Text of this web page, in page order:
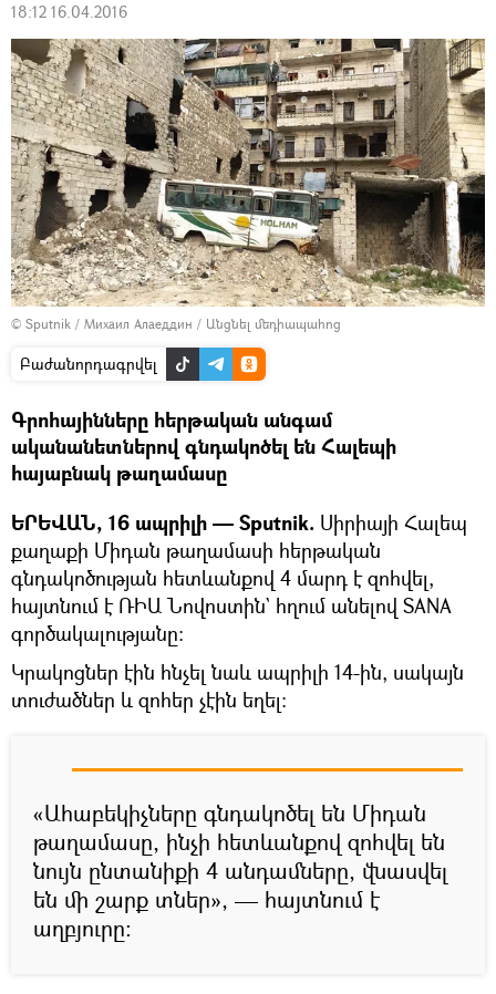
18:12 16.04.2016
© Sputnik / Михаил Алаеддин / Անցնել մեդիապահոց
Բաժանորդագրվել
Գրոհայինները հերթական անգամ
ականանետներով գնդակոծել են Հալեպի
հայաբնակ թաղամասը
ԵՐԵՎԱՆ, 16 ապրիլի — Sputnik. Սիրիայի Հալեպ
քաղաքի Միդան թաղամասի հերթական
գնդակոծության հետևանքով 4 մարդ է զոհվել,
հայտնում է ՌԻԱ Նովոստին` հղում անելով SANA
գործակալությանը:
Կրակոցներ էին հնչել նաև ապրիլի 14-ին, սակայն
տուժածներ և զոհեր չէին եղել:
«Ահաբեկիչները գնդակոծել են Միդան
թաղամասը, ինչի հետևանքով զոհվել են
նույն ընտանիքի 4 անդամները, վնասվել
են մի շարք տներ», — հայտնում է
աղբյուրը: